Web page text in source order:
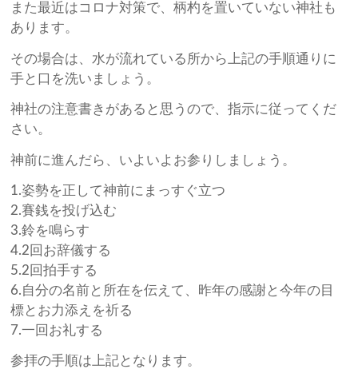
また最近はコロナ対策で、柄杓を置いていない神社も
あります。
その場合は、水が流れている所から上記の手順通りに
手と口を洗いましょう。
神社の注意書きがあると思うので、指示に従ってくだ
さい。
神前に進んだら、いよいよお参りしましょう。
1.姿勢を正して神前にまっすぐ立つ
2.賽銭を投げ込む
3.鈴を鳴らす
4.2回お辞儀する
5.2回拍手する
6.自分の名前と所在を伝えて、昨年の感謝と今年の目
標とお力添えを祈る
7.一回お礼する
参拝の手順は上記となります。